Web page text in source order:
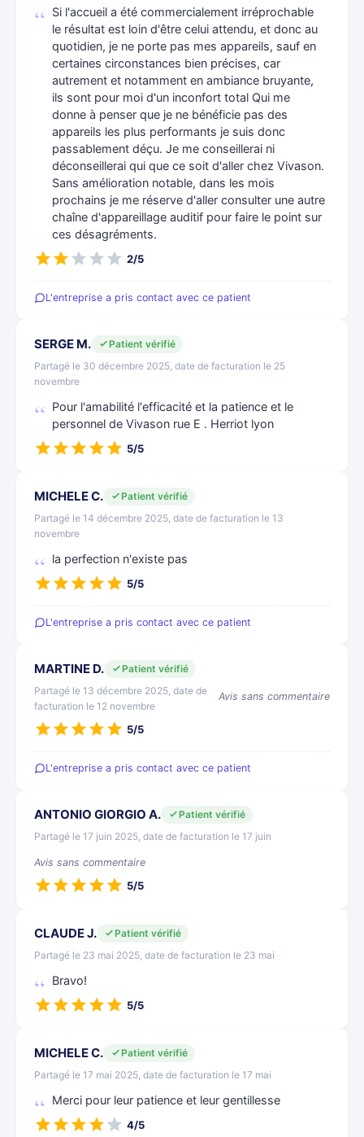
Si l'accueil a été commercialement irréprochable
le résultat est loin d'être celui attendu, et donc au
quotidien, je ne porte pas mes appareils, sauf en
certaines circonstances bien précises, car
autrement et notamment en ambiance bruyante,
ils sont pour moi d'un inconfort total Qui me
donne à penser que je ne bénéficie pas des
appareils les plus performants je suis donc
passablement déçu. Je me conseillerai ni
déconseillerai qui que ce soit d'aller chez Vivason.
Sans amélioration notable, dans les mois
prochains je me réserve d'aller consulter une autre
chaîne d'appareillage auditif pour faire le point sur
ces désagréments.
2/5
L'entreprise a pris contact avec ce patient
SERGE M.
Patient vérifié
Partagé le 30 décembre 2025, date de facturation le 25
novembre
Pour l'amabilité l'efficacité et la patience et le
personnel de Vivason rue E . Herriot lyon
5/5
MICHELE C.
Patient vérifié
Partagé le 14 décembre 2025, date de facturation le 13
novembre
la perfection n'existe pas
5/5
L'entreprise a pris contact avec ce patient
MARTINE D.
Patient vérifié
Partagé le 13 décembre 2025, date de
facturation le 12 novembre
Avis sans commentaire
5/5
L'entreprise a pris contact avec ce patient
ANTONIO GIORGIO A.
Patient vérifié
Partagé le 17 juin 2025, date de facturation le 17 juin
Avis sans commentaire
5/5
CLAUDE J.
Patient vérifié
Partagé le 23 mai 2025, date de facturation le 23 mai
Bravo!
5/5
MICHELE C.
Patient vérifié
Partagé le 17 mai 2025, date de facturation le 17 mai
Merci pour leur patience et leur gentillesse
4/5